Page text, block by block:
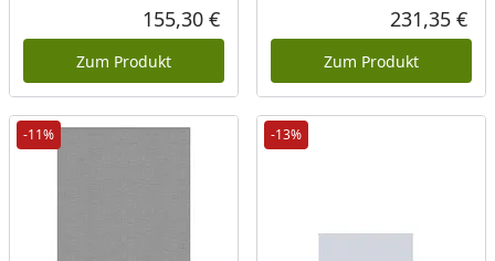
Rabatt in Prozent
Ursprünglicher Preis
Aktueller Preis
155,30 €
Zum Produkt
231,35 €
Zum Produkt
-11% -13%